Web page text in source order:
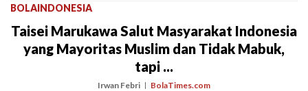
BOLAINDONESIA
Taisei Marukawa Salut Masyarakat Indonesia
yang Mayoritas Muslim dan Tidak Mabuk,
tapi ...
Irwan Febri BolaTimes.com